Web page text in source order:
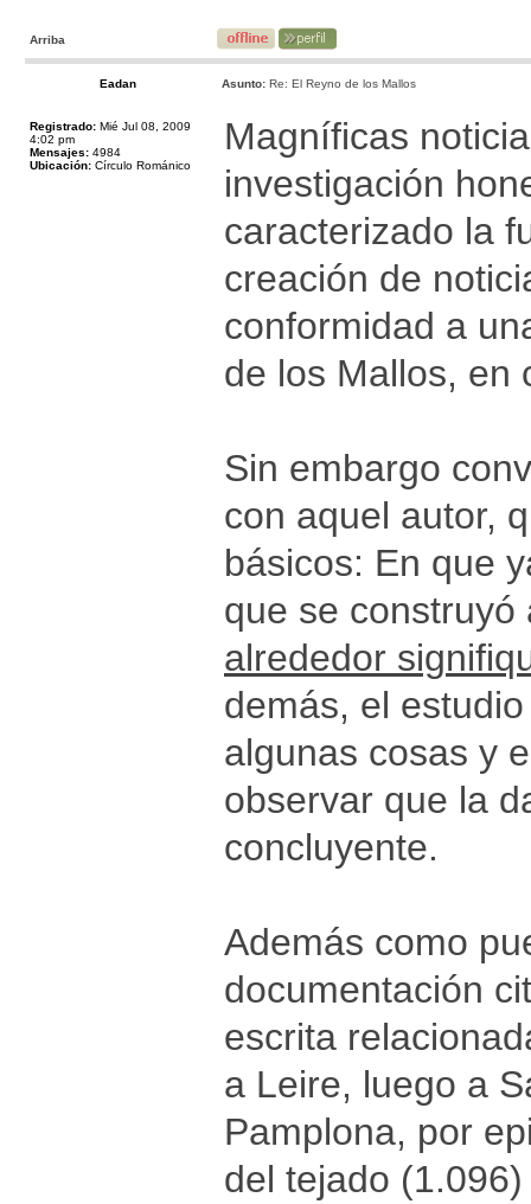
Arriba
Eadan Asunto: Re: El Reyno de los Mallos
Registrado: Mié Jul 08, 2009
4:02 pm
Mensajes: 4984
Ubicación: Círculo Románico
Magníficas
investigación
caracterizado la
creación de
conformidad a
de los Mallos, en
Sin embargo
con aquel autor,
básicos: En que
que se
alrededor
demás, el
algunas cosas y
observar que la
concluyente.
Además como
documentación
escrita
a Leire, luego a
Pamplona, por
del tejado